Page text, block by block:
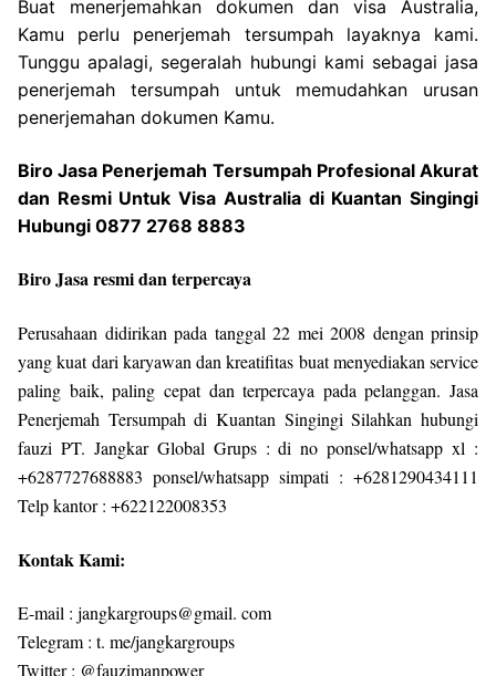
Buat menerjemahkan dokumen dan visa Australia,
Kamu perlu penerjemah tersumpah layaknya kami.
Tunggu apalagi, segeralah hubungi kami sebagai jasa
penerjemah tersumpah untuk memudahkan urusan
penerjemahan dokumen Kamu.
Biro Jasa Penerjemah Tersumpah Profesional Akurat
dan Resmi Untuk Visa Australia di Kuantan Singingi
Hubungi 0877 2768 8883
Biro Jasa resmi dan terpercaya
Perusahaan didirikan pada tanggal 22 mei 2008 dengan prinsip
yang kuat dari karyawan dan kreatifitas buat menyediakan service
paling baik, paling cepat dan terpercaya pada pelanggan. Jasa
Penerjemah Tersumpah di Kuantan Singingi Silahkan hubungi
fauzi PT. Jangkar Global Grups : di no ponsel/whatsapp xl :
+6287727688883 ponsel/whatsapp simpati : +6281290434111
Telp kantor : +622122008353
Kontak Kami:
E-mail : jangkargroups@gmail. com
Telegram : t. me/jangkargroups
Twitter : @fauzimanpower